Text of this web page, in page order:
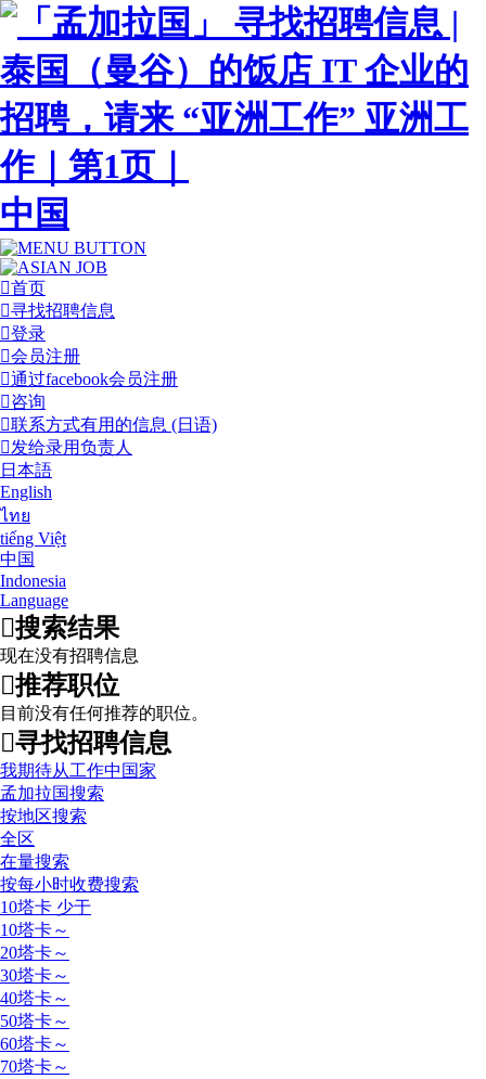
中国
首页
寻找招聘信息
登录
会员注册
通过facebook会员注册
咨询
联系方式有用的信息 (日语)
发给录用负责人
日本語
English
ไทย
tiếng Việt
中国
Indonesia
Language
搜索结果
现在没有招聘信息
推荐职位
目前没有任何推荐的职位。
寻找招聘信息
我期待从工作中国家
孟加拉国搜索
按地区搜索
全区
在量搜索
按每小时收费搜索
10塔卡 少于
10塔卡～
20塔卡～
30塔卡～
40塔卡～
50塔卡～
60塔卡～
70塔卡～